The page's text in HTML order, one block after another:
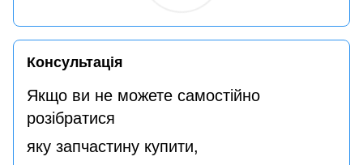
Консультація
Якщо ви не можете самостійно
розібратися
яку запчастину купити,